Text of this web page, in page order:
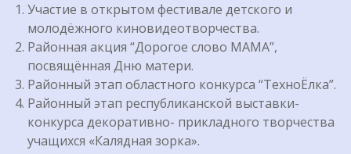
Участие в открытом фестивале детского и
молодёжного киновидеотворчества.
Районная акция “Дорогое слово МАМА”,
посвящённая Дню матери.
Районный этап областного конкурса “ТехноЁлка”.
Районный этап республиканской выставки-
конкурса декоративно- прикладного творчества
учащихся «Калядная зорка».